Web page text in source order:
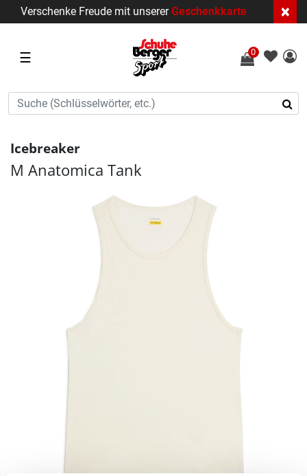
Verschenke Freude mit unsererGeschenkkarte ×
☰ 0
Icebreaker
M Anatomica Tank